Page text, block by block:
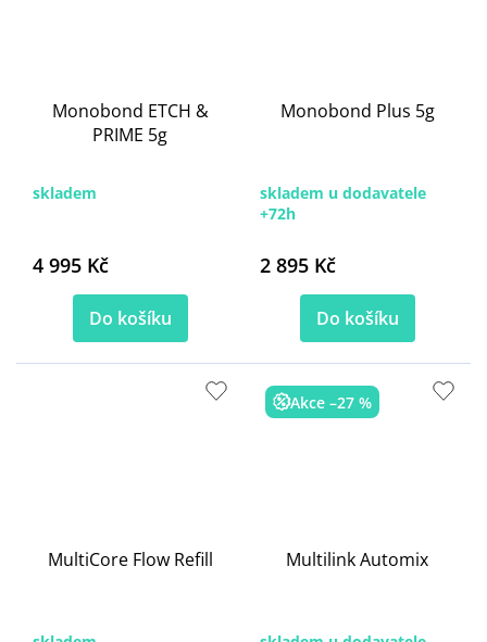
Monobond ETCH &
PRIME 5g
skladem
4 995 Kč
Do košíku
Monobond Plus 5g
skladem u dodavatele
+72h
2 895 Kč
Do košíku
MultiCore Flow Refill
Akce –27 %
Multilink Automix